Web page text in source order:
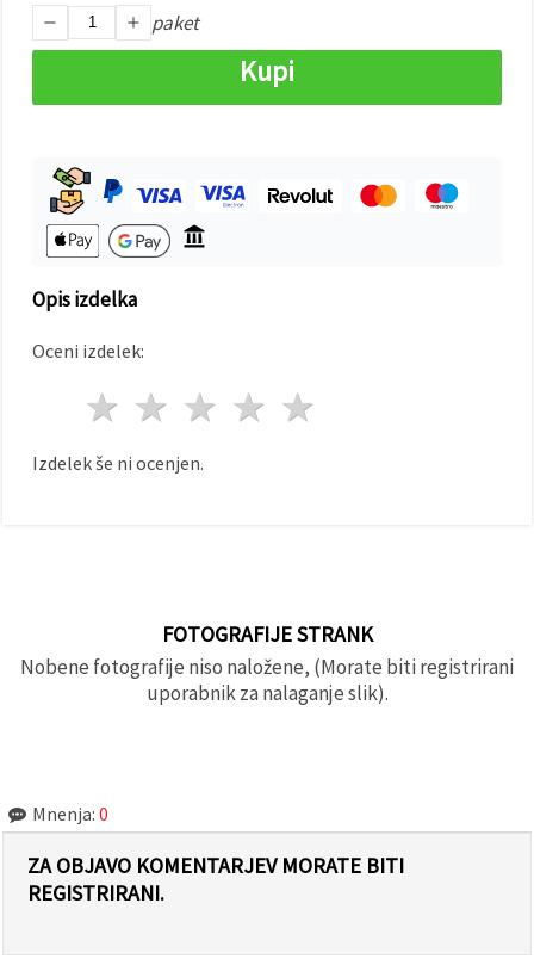
Nastavitve paket
Kupi
Opis izdelka
Oceni izdelek:
4 zvezde
3 zvezde
2 zvezde
1 zvezda
Izdelek še ni ocenjen.
FOTOGRAFIJE STRANK
Nobene fotografije niso naložene, (Morate biti registrirani
uporabnik za nalaganje slik).
Mnenja: 0
ZA OBJAVO KOMENTARJEV MORATE BITI
REGISTRIRANI.